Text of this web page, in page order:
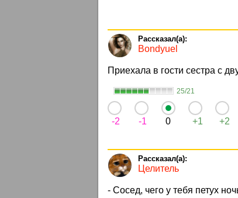
Bondyuel
Приехала в гости сестра
25/21
-2 -1 0 +1 +2
Целитель
- Сосед, чего у тебя петух